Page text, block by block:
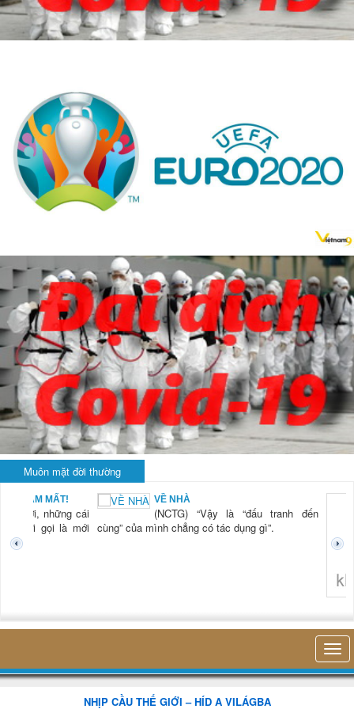
Muôn mặt đời thường
NAM MẤT!
“Xời, những cái
mới gọi là mới
VỀ NHÀ
(NCTG) “Vậy là “đấu tranh đến
cùng” của mình chẳng có tác dụng gì”.
NHỊP CẦU THẾ GIỚI – HÍD A VILÁGBA